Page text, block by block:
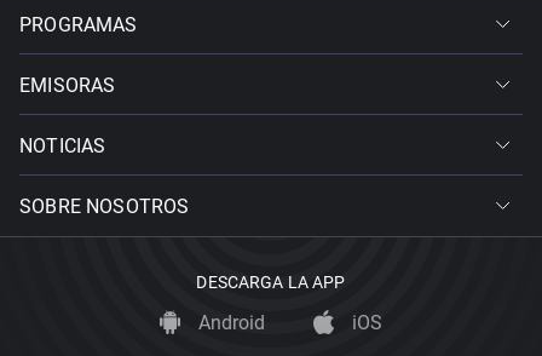
PROGRAMAS
EMISORAS
NOTICIAS
SOBRE NOSOTROS
DESCARGA LA APP
Android iOS